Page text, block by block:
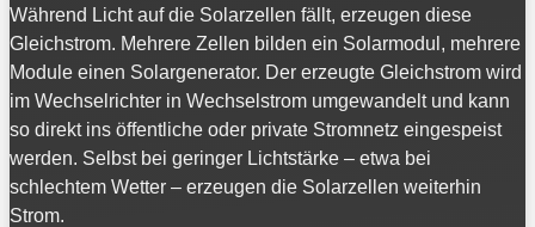
Während Licht auf die Solarzellen fällt, erzeugen diese
Gleichstrom. Mehrere Zellen bilden ein Solarmodul, mehrere
Module einen Solargenerator. Der erzeugte Gleichstrom wird
im Wechselrichter in Wechselstrom umgewandelt und kann
so direkt ins öffentliche oder private Stromnetz eingespeist
werden. Selbst bei geringer Lichtstärke – etwa bei
schlechtem Wetter – erzeugen die Solarzellen weiterhin
Strom.